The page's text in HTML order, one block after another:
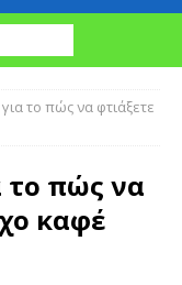
το πώς να φτιάξετε
το πώς να
καφέ